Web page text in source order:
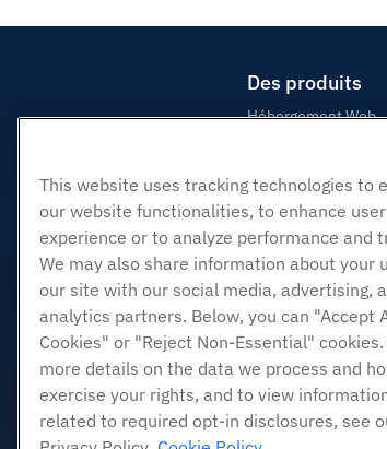
Des produits
Hébergement Web
Hébergement
Revendeur
Revendeur en
Géré Linux VPS
Linux non gérés VPS
Windows gérés VPS
Windows non géré
Équilibreurs de
Stockage de blocs
This website uses tracking technologies to
our website functionalities, to enhance user
experience or to analyze performance and
We may also share information about your
our site with our social media, advertising,
analytics partners. Below, you can "Accept
Cookies" or "Reject Non-Essential"
more details on the data we process and
exercise your rights, and to view
related to required opt-in disclosures, see